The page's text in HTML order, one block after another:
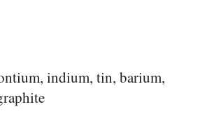
indium, tin, barium,